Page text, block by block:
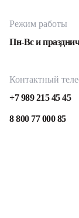
Режим работы
Пн-Вс и
Контактный
+7 989 215 45 45
8 800 77 000 85